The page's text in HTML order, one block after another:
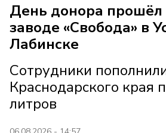
День донора прошёл
заводе «Свобода» в
Лабинске
Сотрудники
Краснодарского края
литров